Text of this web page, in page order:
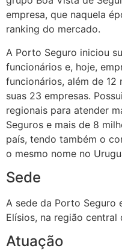
empresa, que naquela
ranking do mercado.
A Porto Seguro iniciou
funcionários e, hoje,
funcionários, além de
suas 23 empresas.
regionais para atender
Seguros e mais de 8
país, tendo também o
o mesmo nome no
Sede
A sede da Porto Seguro
Elísios, na região central
Atuação